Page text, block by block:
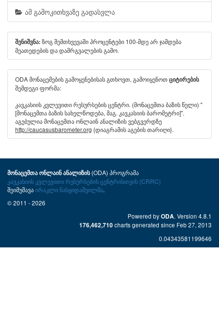
ამ გამოკითხვაზე გადასვლა
შენიშვნა: ზოგ შემთხვევაში პროცენტები 100-მდე არ ჯამდება
მეათედების და დამრგვალების გამო.
ODA მონაცემების გამოყენებისას გთხოვთ, გამოიყენოთ ციტირების
შემდეგი ფორმა:
კავკასიის კვლევითი რესურსების ცენტრი. (მონაცემთა ბაზის წელი) "
[მონაცემთა ბაზის სახელწოდება, მაგ. კავკასიის ბარომეტრი]".
აგებულია მონაცემთა ონლაინ ანალიზის ვებგვერდზე
http://caucasusbarometer.org {დიაგრამის აგების თარიღი}.
მონაცემთა ონლაინ ანალიზის(ODA) პროგრამა
კავკასიის კვლევითი რესურსების ცენტრისთვის (CRRC)
შეიმუშავაირაკლი ნასყიდაშვილმა.
© 2011 - 2026
Powered byODA. Version 4.8.1
176,462,710charts generated since Feb 27, 2013
0.04343581199646